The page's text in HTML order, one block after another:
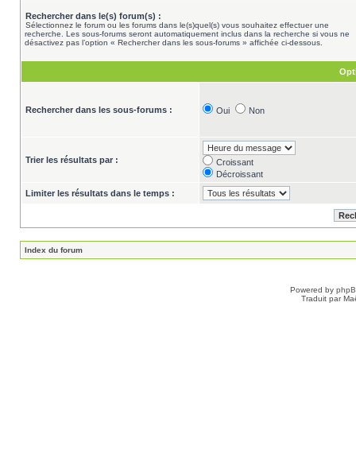
Rechercher dans le(s) forum(s) :
Sélectionnez le forum ou les forums dans le(s)quel(s) vous souhaitez effectuer une
recherche. Les sous-forums seront automatiquement inclus dans la recherche si vous ne
désactivez pas l’option « Rechercher dans les sous-forums » affichée ci-dessous.
Rechercher dans les sous-forums : Oui Non
Trier les résultats par :
Croissant
Décroissant
Limiter les résultats dans le temps :
Index du forum
Powered by
Traduit par